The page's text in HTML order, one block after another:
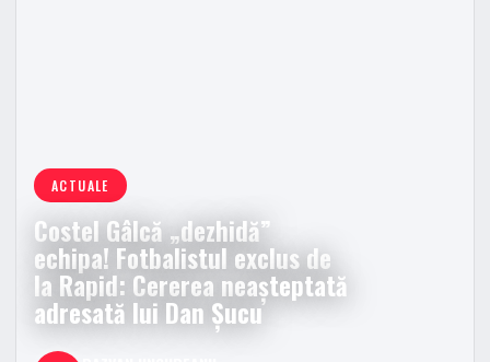
ACTUALE
Costel Gâlcă „dezhidă”
echipa! Fotbalistul exclus de
la Rapid: Cererea neașteptată
adresată lui Dan Șucu